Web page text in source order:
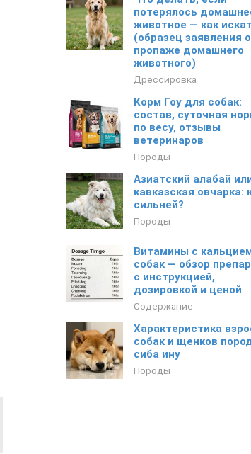
потерялось
животное — как
(образец заявления о
пропаже домашнего
животного)
Дрессировка
Корм Гоу для собак:
состав, суточная
по весу, отзывы
ветеринаров
Породы
Азиатский алабай
кавказская овчарка:
сильней?
Породы
Витамины с
собак — обзор
с инструкцией,
дозировкой и ценой
Содержание
Характеристика
собак и щенков
сиба ину
Породы